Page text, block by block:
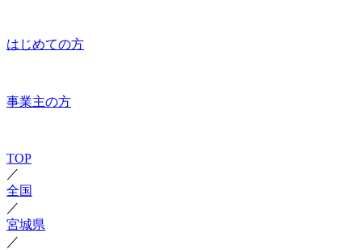
はじめての方
事業主の方
TOP
／
全国
／
宮城県
／